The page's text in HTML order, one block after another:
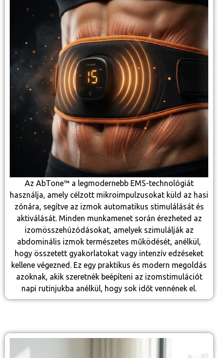
Az AbTone™ a legmodernebb EMS-technológiát
használja, amely célzott mikroimpulzusokat küld az hasi
zónára, segítve az izmok automatikus stimulálását és
aktiválását. Minden munkamenet során érezheted az
izomösszehúzódásokat, amelyek szimulálják az
abdominális izmok természetes működését, anélkül,
hogy összetett gyakorlatokat vagy intenzív edzéseket
kellene végezned. Ez egy praktikus és modern megoldás
azoknak, akik szeretnék beépíteni az izomstimulációt
napi rutinjukba anélkül, hogy sok időt vennének el.